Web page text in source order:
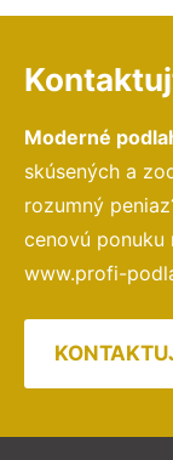
Moderné
skúsených a
rozumný
cenovú ponuku
www.profi-